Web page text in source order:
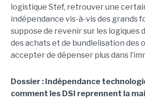
logistique Stef, retrouver une
indépendance vis-à-vis des grands
suppose de revenir sur les logiques
des achats et de bundlelisation des
accepter de dépenser plus dans
Dossier : Indépendance
comment les DSI reprennent la